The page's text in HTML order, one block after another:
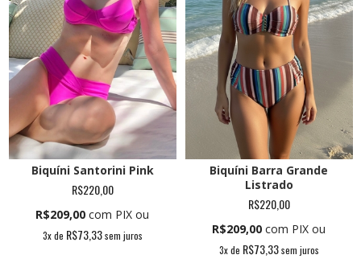
Biquíni Santorini Pink
R$220,00
R$209,00 com PIX ou
3x de R$73,33sem juros
Biquíni Barra Grande
Listrado
R$220,00
R$209,00 com PIX ou
3x de R$73,33sem juros